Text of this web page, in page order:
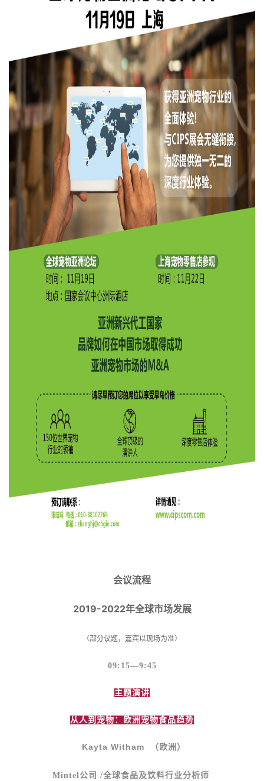
会议流程
2019-2022年全球市场发展
（部分议题，嘉宾以现场为准）
09:15—9:45
主题演讲
从人到宠物：欧洲宠物食品趋势
Kayta Witham （欧洲）
Mintel公司 /全球食品及饮料行业分析师